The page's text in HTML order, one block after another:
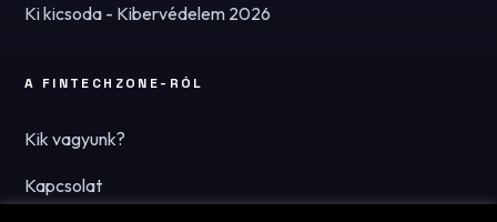
Ki kicsoda - Kibervédelem 2026
A FINTECHZONE-RÓL
Kik vagyunk?
Kapcsolat